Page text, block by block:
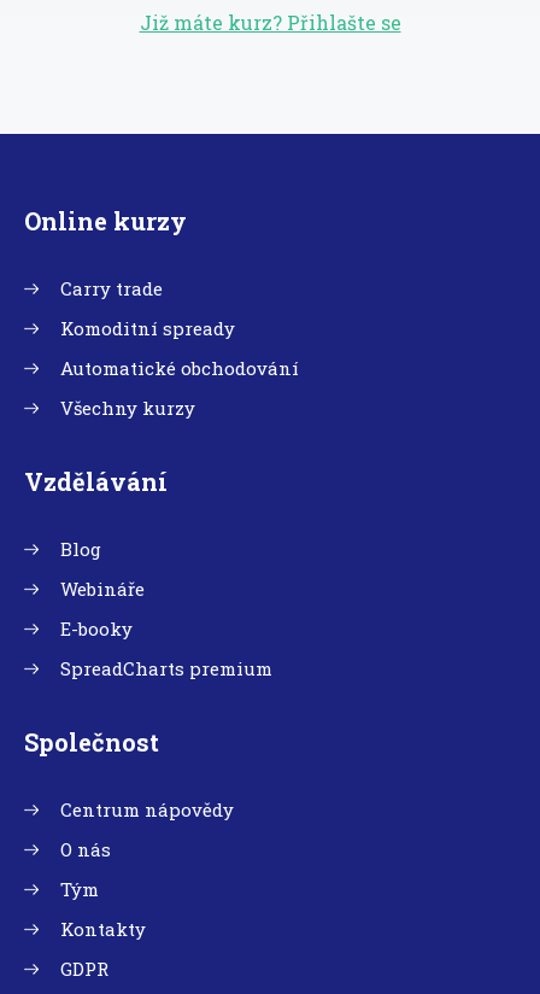
Již máte kurz? Přihlašte se
Online kurzy
Carry trade
Komoditní spready
Automatické obchodování
Všechny kurzy
Vzdělávání
Blog
Webináře
E-booky
SpreadCharts premium
Společnost
Centrum nápovědy
O nás
Tým
Kontakty
GDPR